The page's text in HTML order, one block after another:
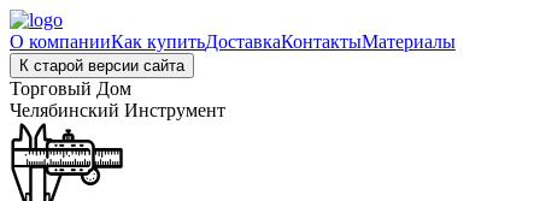
О компанииКак купитьДоставкаКонтактыМатериалы
К старой версии сайта
Торговый Дом
Челябинский Инструмент